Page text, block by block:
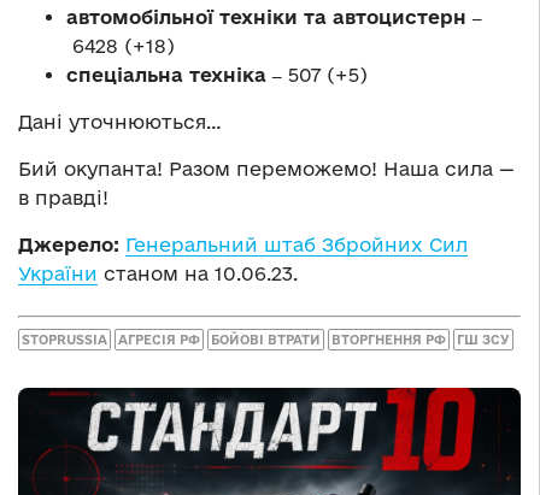
автомобільної техніки та автоцистерн ‒
6428 (+18)
спеціальна техніка ‒ 507 (+5)
Дані уточнюються…
Бий окупанта! Разом переможемо! Наша сила —
в правді!
Джерело: Генеральний штаб Збройних Сил
України станом на 10.06.23.
STOPRUSSIA АГРЕСІЯ РФ БОЙОВІ ВТРАТИ ВТОРГНЕННЯ РФ ГШ ЗСУ